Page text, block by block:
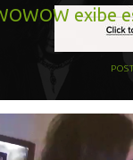
exibe